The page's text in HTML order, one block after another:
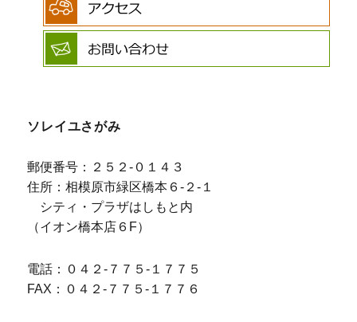
ソレイユさがみ
郵便番号：２５２-０１４３
住所：相模原市緑区橋本６-２-１
シティ・プラザはしもと内
（イオン橋本店６F）
電話：０４２-７７５-１７７５
FAX：０４２-７７５-１７７６